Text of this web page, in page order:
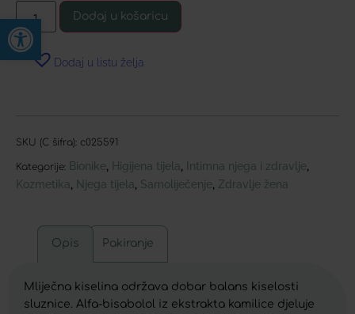
Open toolbarDodaj u košaricu
Dodaj u listu želja
SKU (C šifra): c025591
Kategorije: Bionike, Higijena tijela, Intimna njega i zdravlje,
Kozmetika, Njega tijela, Samoliječenje, Zdravlje žena
Opis Pakiranje
Mliječna kiselina održava dobar balans kiselosti
sluznice. Alfa-bisabolol iz ekstrakta kamilice djeluje